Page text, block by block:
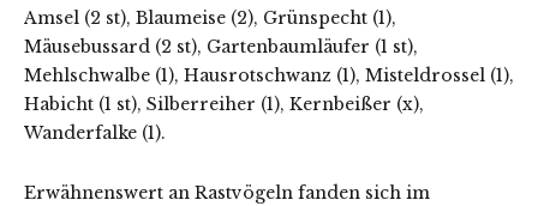
Amsel (2 st), Blaumeise (2), Grünspecht (1),
Mäusebussard (2 st), Gartenbaumläufer (1 st),
Mehlschwalbe (1), Hausrotschwanz (1), Misteldrossel (1),
Habicht (1 st), Silberreiher (1), Kernbeißer (x),
Wanderfalke (1).
Erwähnenswert an Rastvögeln fanden sich im